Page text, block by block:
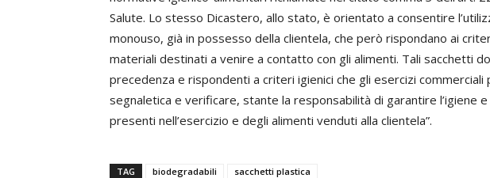
Salute. Lo stesso Dicastero, allo stato, è orientato a consentire
monouso, già in possesso della clientela, che però rispondano ai
materiali destinati a venire a contatto con gli alimenti. Tali sacchetti
precedenza e rispondenti a criteri igienici che gli esercizi
segnaletica e verificare, stante la responsabilità di garantire l’igiene
presenti nell’esercizio e degli alimenti venduti alla clientela”.
TAG biodegradabili sacchetti plastica